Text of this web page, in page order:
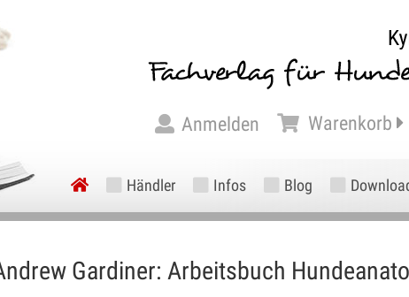
Gardiner: Arbeitsbuch
Anmelden Warenkorb
Händler Infos Blog